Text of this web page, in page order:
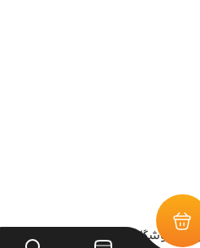
فروشگاه سرای ابزار می‌باشد.